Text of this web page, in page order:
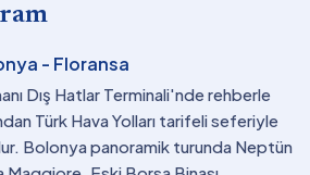
- Floransa
Dış Hatlar Terminali'nde rehberle
Türk Hava Yolları tarifeli seferiyle
Bolonya panoramik turunda Neptün